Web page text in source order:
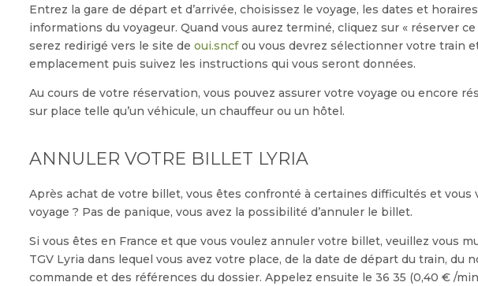
Entrez la gare de départ et d’arrivée, choisissez le voyage, les dates et
informations du voyageur. Quand vous aurez terminé, cliquez sur « réserver ce
serez redirigé vers le site de oui.sncfou vous devrez sélectionner votre train
emplacement puis suivez les instructions qui vous seront données.
Au cours de votre réservation, vous pouvez assurer votre voyage ou encore
sur place telle qu’un véhicule, un chauffeur ou un hôtel.
ANNULER VOTRE BILLET LYRIA
Après achat de votre billet, vous êtes confronté à certaines difficultés et vous
voyage ? Pas de panique, vous avez la possibilité d’annuler le billet.
Si vous êtes en France et que vous voulez annuler votre billet, veuillez vous
TGV Lyria dans lequel vous avez votre place, de la date de départ du train, du
commande et des références du dossier. Appelez ensuite le 36 35 (0,40 € /